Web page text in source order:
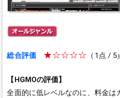
総合評価 ★☆☆☆☆ （1点 / 5
【HGMOの評価】
全面的に低レベルなのに、料金は